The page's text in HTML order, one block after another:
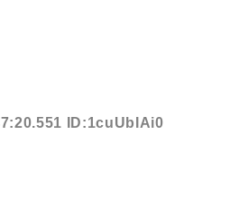
ID:1cuUbIAi0